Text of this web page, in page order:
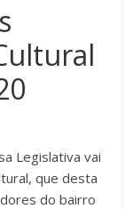
Legislativa vai
que desta
do bairro